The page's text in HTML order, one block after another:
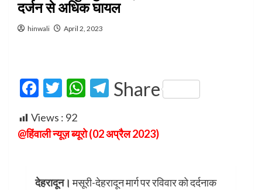
दर्जन से अधिक घायल
hinwali April 2, 2023
Facebook
Twitter
WhatsApp
Telegram
Share
Views : 92
@हिंवाली न्यूज़ ब्यूरो (02 अप्रैल 2023)
देहरादून। मसूरी-देहरादून मार्ग पर रविवार को दर्दनाक